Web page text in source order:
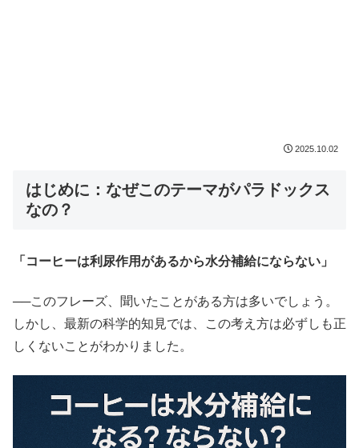
2025.10.02
はじめに：なぜこのテーマがパラドックス
なの？
「コーヒーは利尿作用があるから水分補給にならない」
──このフレーズ、聞いたことがある方は多いでしょう。
しかし、最新の科学的知見では、この考え方は必ずしも正
しくないことがわかりました。